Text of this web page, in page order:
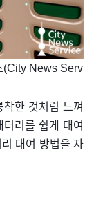
(City News Serv
한 것처럼 느껴
리를 쉽게 대여
대여 방법을 자